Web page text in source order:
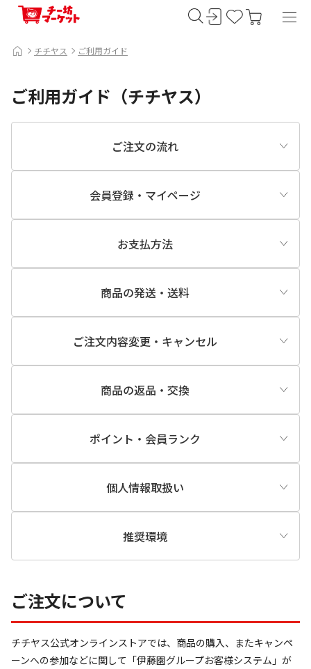
チチヤス ご利用ガイド
ご利用ガイド（チチヤス）
ご注文の流れ
会員登録・マイページ
お支払方法
商品の発送・送料
ご注文内容変更・キャンセル
商品の返品・交換
ポイント・会員ランク
個人情報取扱い
推奨環境
ご注文について
チチヤス公式オンラインストアでは、商品の購入、またキャンペ
ーンへの参加などに関して「伊藤園グループお客様システム」が